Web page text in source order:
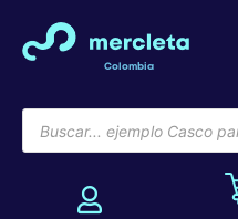
Colombia